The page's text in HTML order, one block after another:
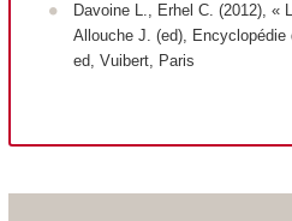
Davoine L., Erhel C. (2012), «
Allouche J. (ed),
ed, Vuibert, Paris